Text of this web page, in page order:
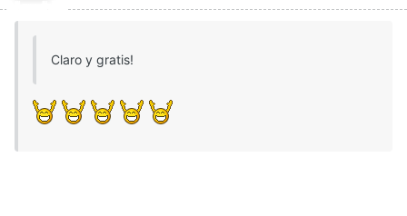
Claro y gratis!